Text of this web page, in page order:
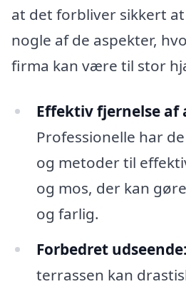
at det forbliver sikkert
nogle af de aspekter,
firma kan være til stor
Effektiv fjernelse af
Professionelle har
og metoder til
og mos, der kan
og farlig.
Forbedret udseende:
terrassen kan